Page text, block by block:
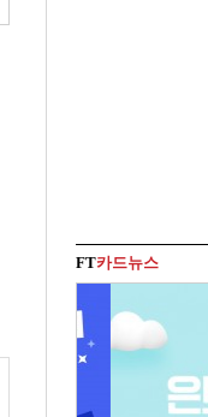
FT카드뉴스